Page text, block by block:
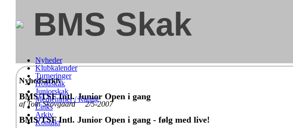
BMS Skak
Nyheder
Klubkalender
Turneringer
Holdskak
Juniorskak
Medlemmer / Rating
Links
Arkiv
Kontakt
Nyhedsarkiv
BMS/TSF Intl. Junior Open i gang
af Tom Skovgaard 2/5-2007
BMS/TSF Intl. Junior Open i gang - følg med live!